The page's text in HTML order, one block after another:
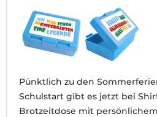
Pünktlich zu den
Schulstart gibt es jetzt bei
Brotzeitdose mit